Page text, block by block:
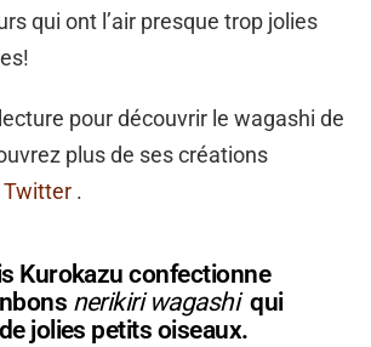
qui ont l’air presque trop jolies
pour découvrir le wagashi de
plus de ses créations
Twitter .
Kurokazu confectionne
nerikiri wagashi qui
jolies petits oiseaux.